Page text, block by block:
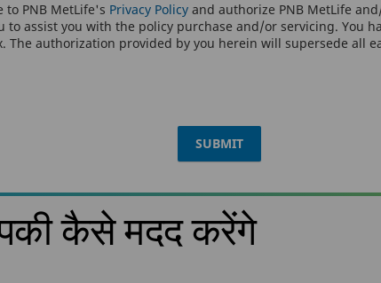
to PNB MetLife's Privacy Policyand authorize PNB MetLife
assist you with the policy purchase and/or servicing. You
The authorization provided by you herein will supersede all
SUBMIT
कैसे मदद करेंगे